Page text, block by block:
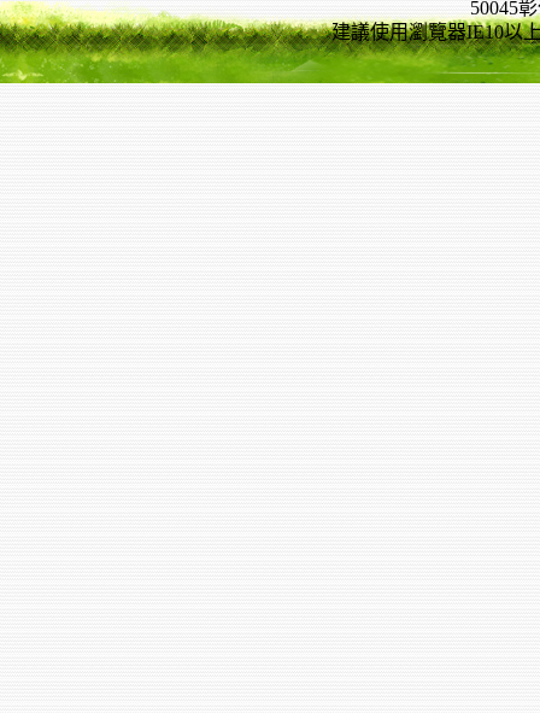
50045
建議使用瀏覽器IE10以